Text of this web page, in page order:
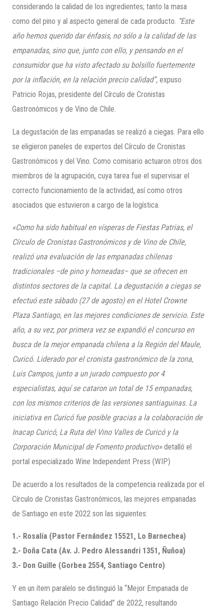
considerando la calidad de los ingredientes; tanto la masa
como del pino y al aspecto general de cada producto. “Este
año hemos querido dar énfasis, no sólo a la calidad de las
empanadas, sino que, junto con ello, y pensando en el
consumidor que ha visto afectado su bolsillo fuertemente
por la inflación, en la relación precio calidad”, expuso
Patricio Rojas, presidente del Círculo de Cronistas
Gastronómicos y de Vino de Chile.
La degustación de las empanadas se realizó a ciegas. Para ello
se eligieron paneles de expertos del Círculo de Cronistas
Gastronómicos y del Vino. Como comisario actuaron otros dos
miembros de la agrupación, cuya tarea fue el supervisar el
correcto funcionamiento de la actividad, así como otros
asociados que estuvieron a cargo de la logística.
«Como ha sido habitual en vísperas de Fiestas Patrias, el
Círculo de Cronistas Gastronómicos y de Vino de Chile,
realizó una evaluación de las empanadas chilenas
tradicionales –de pino y horneadas– que se ofrecen en
distintos sectores de la capital. La degustación a ciegas se
efectuó este sábado (27 de agosto) en el Hotel Crowne
Plaza Santiago, en las mejores condiciones de servicio. Este
año, a su vez, por primera vez se expandió el concurso en
busca de la mejor empanada chilena a la Región del Maule,
Curicó. Liderado por el cronista gastronómico de la zona,
Luis Campos, junto a un jurado compuesto por 4
especialistas, aquí se cataron un total de 15 empanadas,
con los mismos criterios de las versiones santiaguinas. La
iniciativa en Curicó fue posible gracias a la colaboración de
Inacap Curicó, La Ruta del Vino Valles de Curicó y la
Corporación Municipal de Fomento productivo»detalló el
portal especializado Wine Independent Press (WIP)
De acuerdo a los resultados de la competencia realizada por el
Círculo de Cronistas Gastronómicos, las mejores empanadas
de Santiago en este 2022 son las siguientes:
1.- Rosalía (Pastor Fernández 15521, Lo Barnechea)
2.- Doña Cata (Av. J. Pedro Alessandri 1351, Ñuñoa)
3.- Don Guille (Gorbea 2554, Santiago Centro)
Y en un ítem paralelo se distinguió la “Mejor Empanada de
Santiago Relación Precio Calidad” de 2022, resultando